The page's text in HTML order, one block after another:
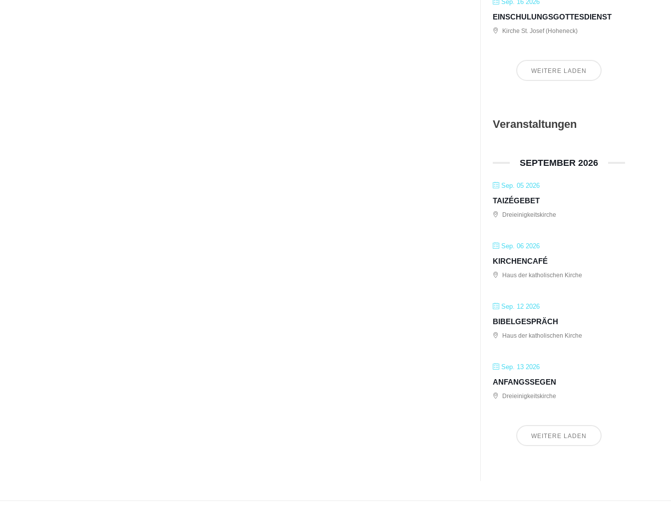
Sep. 16 2026
EINSCHULUNGSGOTTESDIENST
Kirche St. Josef (Hoheneck)
WEITERE LADEN
Veranstaltungen
SEPTEMBER 2026
Sep. 05 2026
TAIZÉGEBET
Dreieinigkeitskirche
Sep. 06 2026
KIRCHENCAFÉ
Haus der katholischen Kirche
Sep. 12 2026
BIBELGESPRÄCH
Haus der katholischen Kirche
Sep. 13 2026
ANFANGSSEGEN
Dreieinigkeitskirche
WEITERE LADEN